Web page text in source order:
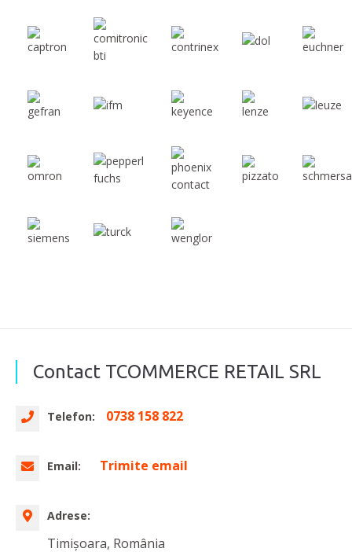
Contact TCOMMERCE RETAIL SRL
Telefon: 0738 158 822
Email: Trimite email
Adrese:
Timișoara, România